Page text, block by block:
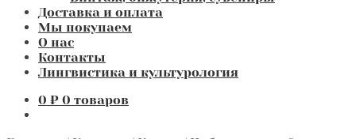
Доставка и оплата
Мы покупаем
О нас
Контакты
Лингвистика и культурология
0 ₽ 0 товаров